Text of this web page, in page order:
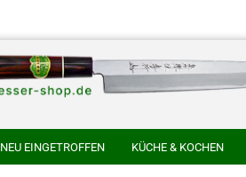
NEU EINGETROFFEN KÜCHE & KOCHEN